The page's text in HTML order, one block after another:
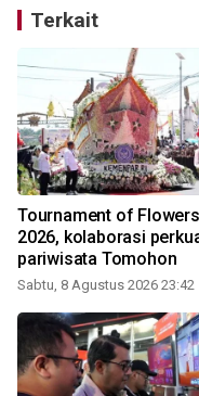
Terkait
Tournament of
2026, kolaborasi
pariwisata Tomohon
Sabtu, 8 Agustus 2026 23:42